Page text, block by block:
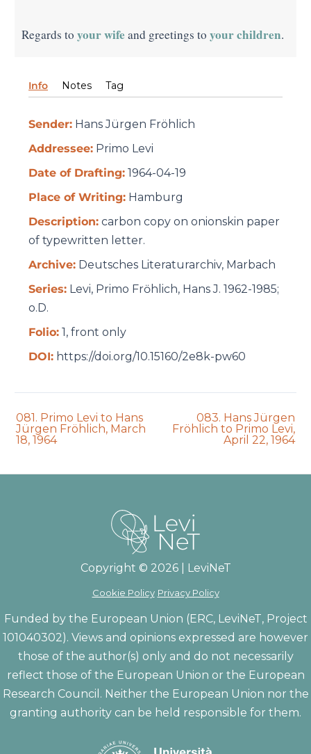
Regards to your wife and greetings to yourchildren.
Info Notes Tag
Sender: Hans Jürgen Fröhlich
Addressee: Primo Levi
Date of Drafting: 1964-04-19
Place of Writing: Hamburg
Description: carbon copy on onionskin paper
of typewritten letter.
Archive: Deutsches Literaturarchiv, Marbach
Series: Levi, Primo Frӧhlich, Hans J. 1962-1985;
o.D.
Folio: 1, front only
DOI: https://doi.org/10.15160/2e8k-pw60
Previous
auction:
081. Primo Levi to Hans
Jürgen Fröhlich, March
18, 1964
Next
auction:
083. Hans Jürgen
Fröhlich to Primo Levi,
April 22, 1964
Copyright © 2026 | LeviNeT
Cookie Policy Privacy Policy
Funded by the European Union (ERC, LeviNeT, Project
101040302). Views and opinions expressed are however
those of the author(s) only and do not necessarily
reflect those of the European Union or the European
Research Council. Neither the European Union nor the
granting authority can be held responsible for them.